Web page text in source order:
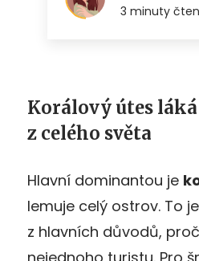
Korálový útes
z celého světa
Hlavní dominantou je
lemuje celý ostrov. To
z hlavních důvodů,